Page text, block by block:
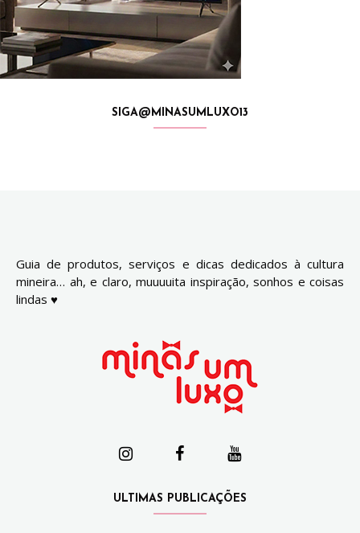
SIGA@MINASUMLUXO13
Guia de produtos, serviços e dicas dedicados à cultura
mineira… ah, e claro, muuuuita inspiração, sonhos e coisas
lindas ♥
ULTIMAS PUBLICAÇÕES